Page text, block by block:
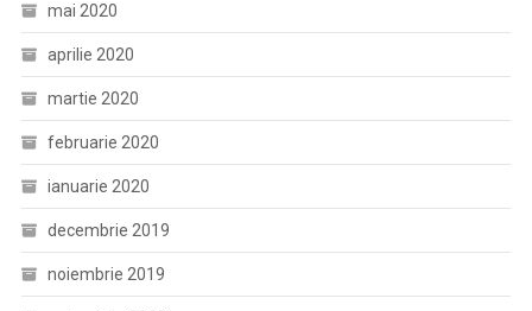
mai 2020
aprilie 2020
martie 2020
februarie 2020
ianuarie 2020
decembrie 2019
noiembrie 2019